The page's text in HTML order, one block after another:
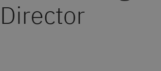
Director